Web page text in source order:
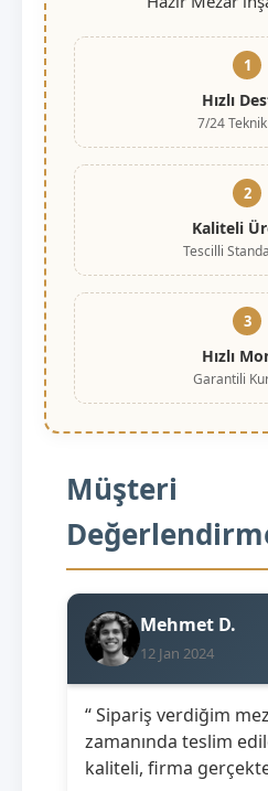
1
Hızlı
7/24
2
Kaliteli
Tescilli
3
Hızlı
Garantili
Müşteri
Mehmet D.
12 Jan 2024
“ Sipariş verdiğim
zamanında teslim
kaliteli, firma